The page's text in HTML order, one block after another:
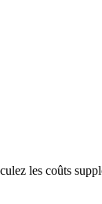
les coûts